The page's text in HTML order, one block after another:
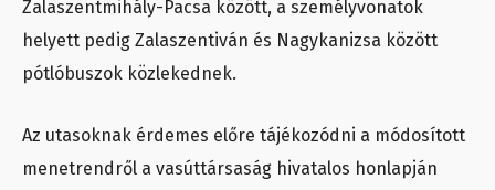
Zalaszentmihály-Pacsa között, a személyvonatok
helyett pedig Zalaszentiván és Nagykanizsa között
pótlóbuszok közlekednek.
Az utasoknak érdemes előre tájékozódni a módosított
menetrendről a vasúttársaság hivatalos honlapján